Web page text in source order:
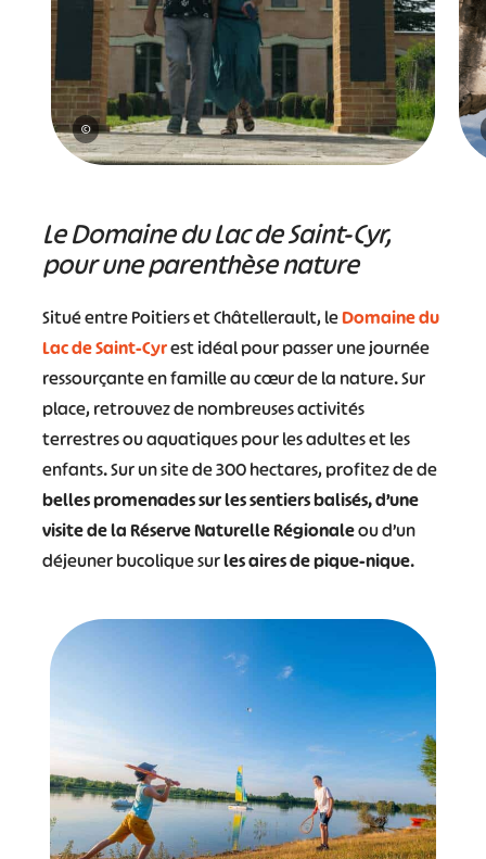
©
Le Domaine du Lac de Saint-Cyr,
pour une parenthèse nature
Situé entre Poitiers et Châtellerault, leDomaine du
Lac de Saint-Cyrest idéal pour passer une journée
ressourçante en famille au cœur de la nature. Sur
place, retrouvez de nombreuses activités
terrestres ou aquatiques pour les adultes et les
enfants. Sur un site de 300 hectares, profitez de de
belles promenades sur les sentiers balisés, d’une
visite de la Réserve Naturelle Régionaleou d’un
déjeuner bucolique surles aires de pique-nique.